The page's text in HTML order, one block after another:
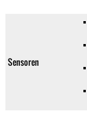
Sensoren